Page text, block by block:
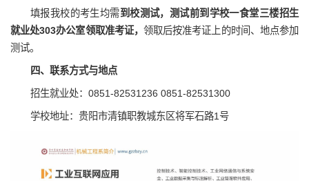
填报我校的考生均需到校测试，测试前到学校一食堂三楼招生
就业处303办公室领取准考证， 领取后按准考证上的时间、地点参加
测试。
四、联系方式与地点
招生就业处：0851-82531236 0851-82531300
学校地址：贵阳市清镇职教城东区将军石路1号